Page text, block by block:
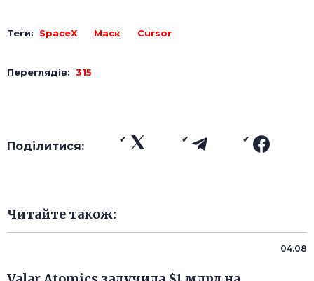
Теги: SpaceX Маск Cursor
Переглядів: 315
Поділитися:
Читайте також:
04.08